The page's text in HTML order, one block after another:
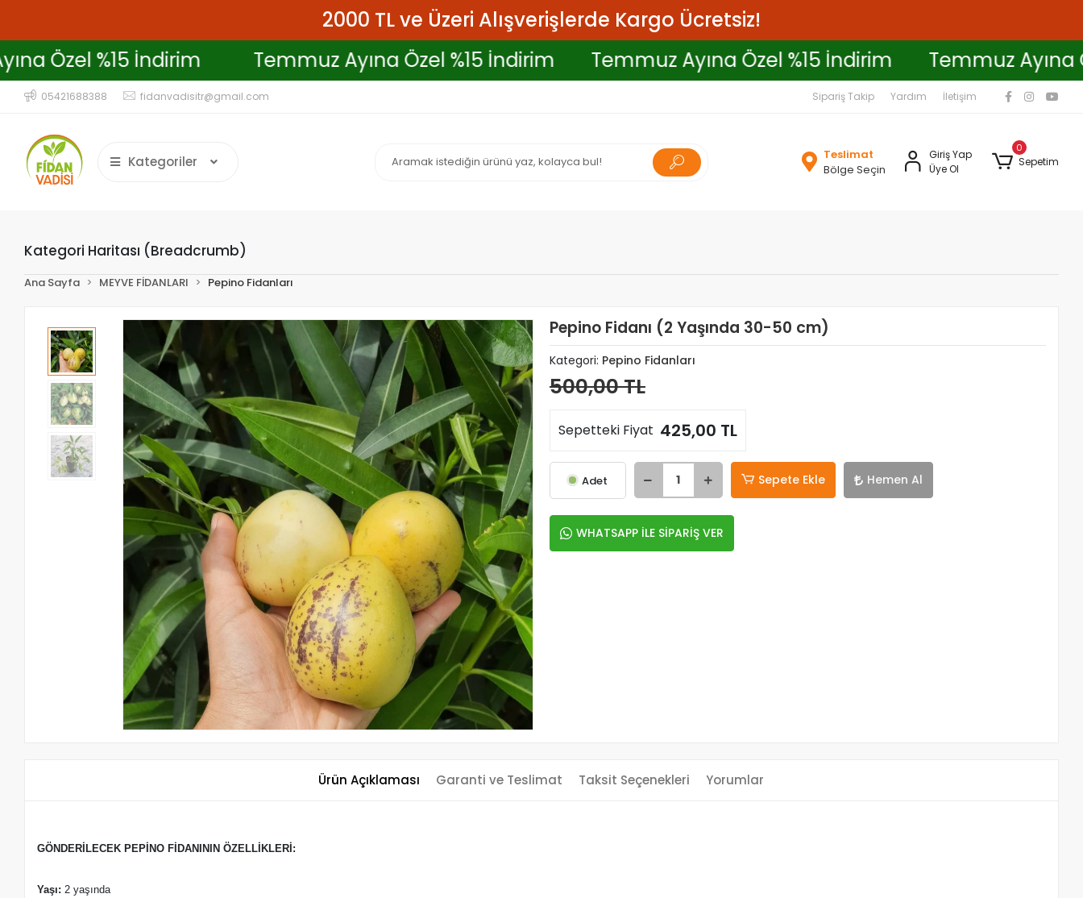
2000 TL ve Üzeri Alışverişlerde Kargo Ücretsiz!
Ayına Özel %15 İndirim
Temmuz Ayına Özel %15 İndirim Temmuz Ayına Özel %15 İndirim Temmuz
05421688388 fidanvadisitr@gmail.com Sipariş Takip Yardım İletişim
Kategoriler
Teslimat
Bölge Seçin
Giriş Yap
Üye Ol
0
Sepetim
Kategori Haritası (Breadcrumb)
Ana Sayfa MEYVE FİDANLARI Pepino Fidanları
Pepino Fidanı (2 Yaşında 30-50 cm)
Kategori: Pepino Fidanları
500,00 TL
Sepetteki Fiyat 425,00 TL
Adet Sepete Ekle Hemen Al
WHATSAPP İLE SİPARİŞ VER
Ürün Açıklaması Garanti ve Teslimat Taksit Seçenekleri Yorumlar
GÖNDERİLECEK PEPİNO FİDANININ ÖZELLİKLERİ:
Yaşı: 2 yaşında